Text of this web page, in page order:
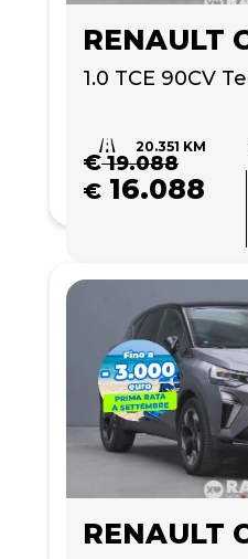
RENAULT
1.0 TCE 90CV
20.351 KM
€19.088
€ 16.088
RENAULT